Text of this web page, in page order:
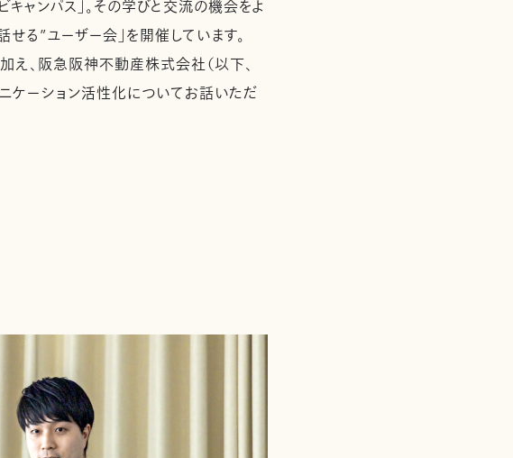
ャンパス」。その学びと交流の機会をよ
る”ユーザー会」を開催しています。
、阪急阪神不動産株式会社（以下、
ケーション活性化についてお話いただ